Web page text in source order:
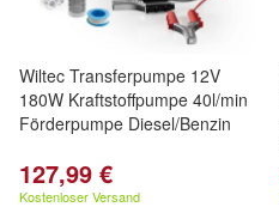
Wiltec Transferpumpe 12V
180W Kraftstoffpumpe 40l/min
Förderpumpe Diesel/Benzin
127,99 €
Kostenloser Versand